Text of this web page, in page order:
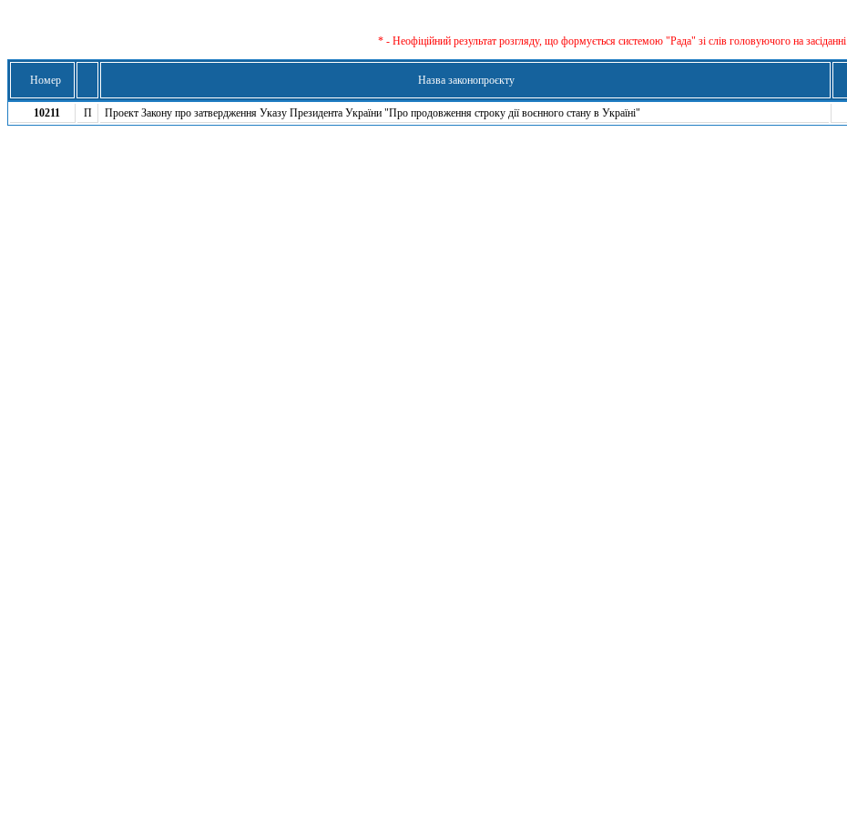
* - Неофіційний результат розгляду, що формується сиcтемою "Рада" зі слів головуючого на засіданні
Номер Назва законопроєкту
10211 П Проект Закону про затвердження Указу Президента України "Про продовження строку дії воєнного стану в Україні"